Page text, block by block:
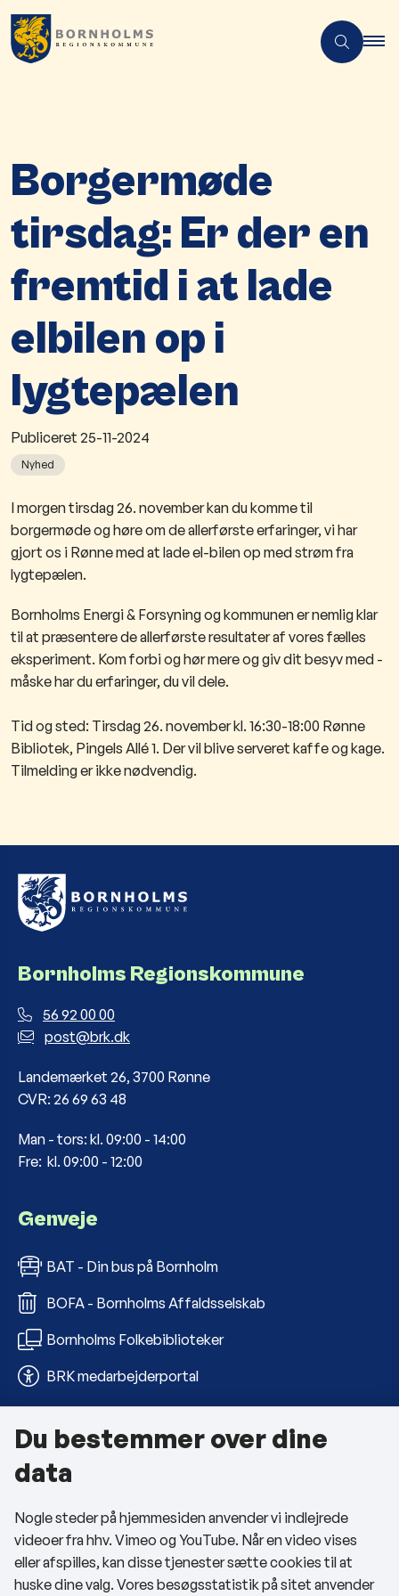
Borgermøde
tirsdag: Er der en
fremtid i at lade
elbilen op i
lygtepælen
Publiceret 25-11-2024
Nyhed
I morgen tirsdag 26. november kan du komme til
borgermøde og høre om de allerførste erfaringer, vi har
gjort os i Rønne med at lade el-bilen op med strøm fra
lygtepælen.
Bornholms Energi & Forsyning og kommunen er nemlig klar
til at præsentere de allerførste resultater af vores fælles
eksperiment. Kom forbi og hør mere og giv dit besyv med -
måske har du erfaringer, du vil dele.
Tid og sted: Tirsdag 26. november kl. 16:30-18:00 Rønne
Bibliotek, Pingels Allé 1. Der vil blive serveret kaffe og kage.
Tilmelding er ikke nødvendig.
Bornholms Regionskommune
56 92 00 00
post@brk.dk
Landemærket 26, 3700 Rønne
CVR: 26 69 63 48
Man - tors: kl. 09:00 - 14:00
Fre: kl. 09:00 - 12:00
Genveje
BAT - Din bus på Bornholm
BOFA - Bornholms Affaldsselskab
Bornholms Folkebiblioteker
BRK medarbejderportal
Om kommunen
Kontakt os
Telefon- og åbningstider
Tilgængelighedserklæring
Du bestemmer over dine
data
Nogle steder på hjemmesiden anvender vi indlejrede
videoer fra hhv. Vimeo og YouTube. Når en video vises
eller afspilles, kan disse tjenester sætte cookies til at
huske dine valg. Vores besøgsstatistik på sitet anvender